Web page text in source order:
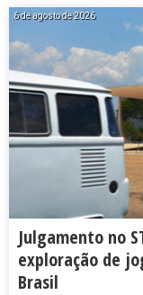
6 de agosto de 2026
Julgamento no
exploração de
Brasil